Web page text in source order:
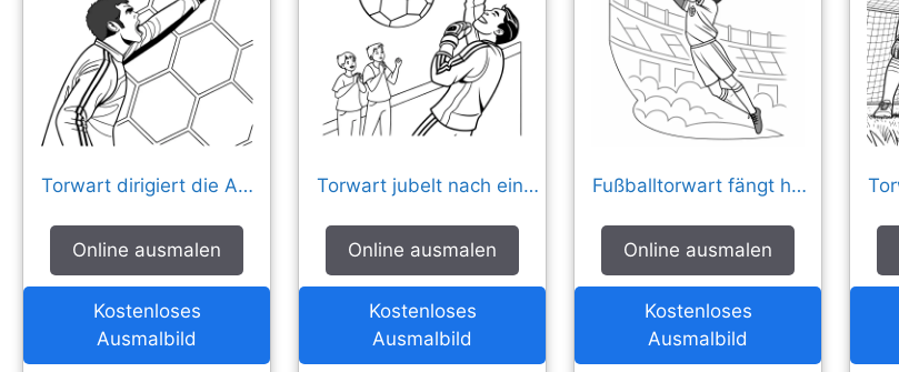
Torwart dirigiert die Abwehr
Online ausmalen
Kostenloses
Ausmalbild
Torwart jubelt nach einer Parade
Online ausmalen
Kostenloses
Ausmalbild
Fußballtorwart fängt hohen Ball
Online ausmalen
Kostenloses
Ausmalbild